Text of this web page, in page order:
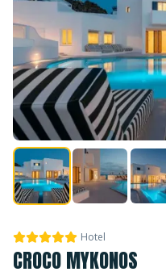
Hotel
CROCO MYKONOS